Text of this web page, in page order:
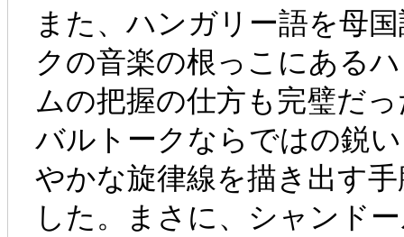
また、ハンガリー語を母
クの音楽の根っこにある
ムの把握の仕方も完璧だ
バルトークならではの鋭
やかな旋律線を描き出す
した。まさに、シャンド